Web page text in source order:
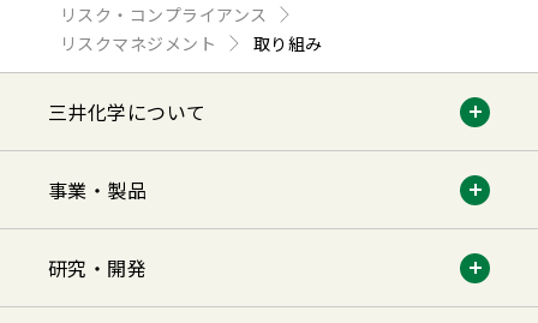
リスク・コンプライアンス
リスクマネジメント
取り組み
三井化学について
事業・製品
研究・開発